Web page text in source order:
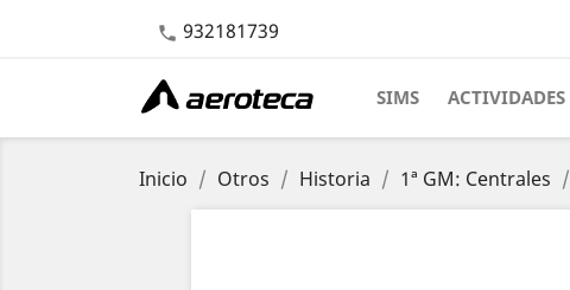
 932181739
SIMS ACTIVIDADES
Inicio Otros Historia 1ª GM: Centrales